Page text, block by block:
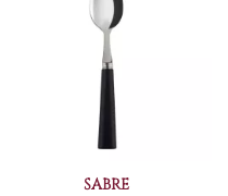
SABRE